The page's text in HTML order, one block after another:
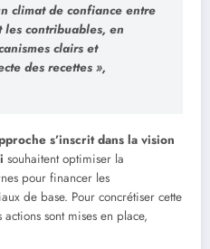
climat de confiance entre
les contribuables, en
clairs et
des recettes »,
s’inscrit dans la vision
souhaitent optimiser la
pour financer les
de base. Pour concrétiser cette
sont mises en place,